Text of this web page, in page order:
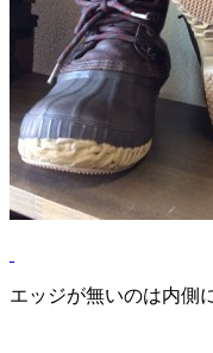
エッジが無いのは内側